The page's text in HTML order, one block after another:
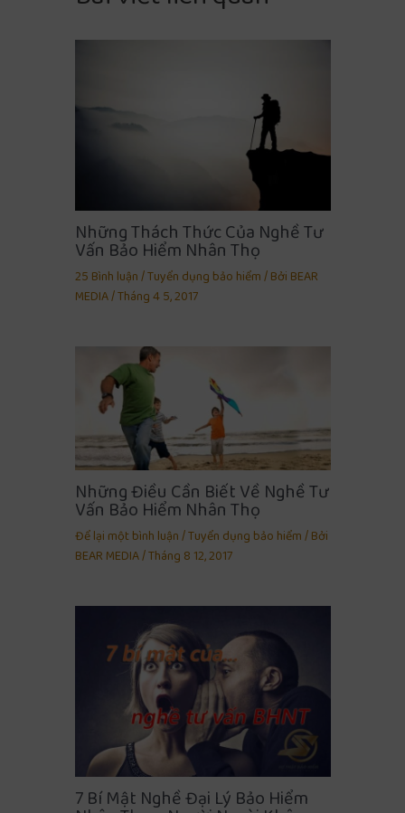
Những Thách Thức Của Nghề Tư
Vấn Bảo Hiểm Nhân Thọ
25 Bình luận/Tuyển dụng bảo hiểm/ BởiBEAR
MEDIA/Tháng 4 5, 2017
Những Điều Cần Biết Về Nghề Tư
Vấn Bảo Hiểm Nhân Thọ
Để lại một bình luận/Tuyển dụng bảo hiểm/ Bởi
BEAR MEDIA/Tháng 8 12, 2017
7 Bí Mật Nghề Đại Lý Bảo Hiểm